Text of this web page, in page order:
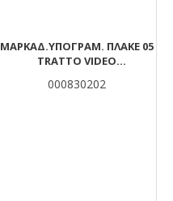
ΜΑΡΚΑΔ.ΥΠΟΓΡΑΜ. ΠΛΑΚΕ 05
TRATTO VIDEO
000830202